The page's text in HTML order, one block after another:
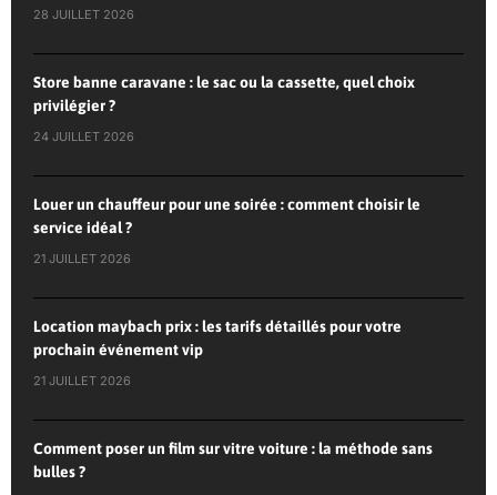
28 JUILLET 2026
Store banne caravane : le sac ou la cassette, quel choix
privilégier ?
24 JUILLET 2026
Louer un chauffeur pour une soirée : comment choisir le
service idéal ?
21 JUILLET 2026
Location maybach prix : les tarifs détaillés pour votre
prochain événement vip
21 JUILLET 2026
Comment poser un film sur vitre voiture : la méthode sans
bulles ?